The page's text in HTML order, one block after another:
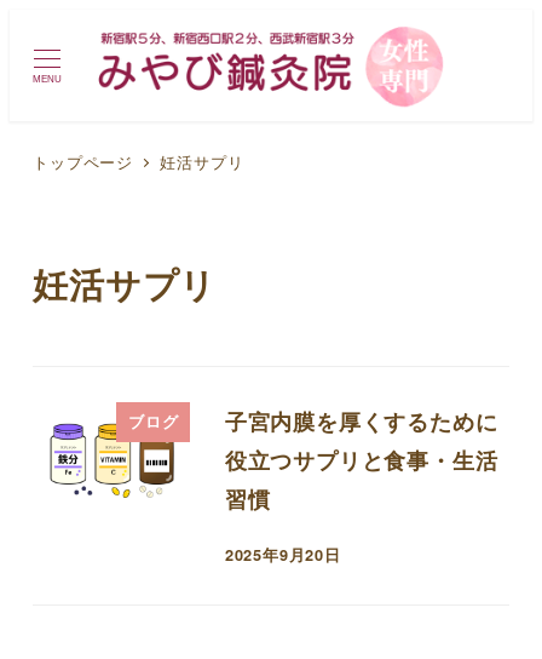
MENU
トップページ 妊活サプリ
妊活サプリ
ブログ
子宮内膜を厚くするために
役立つサプリと食事・生活
習慣
投稿日
2025年9月20日